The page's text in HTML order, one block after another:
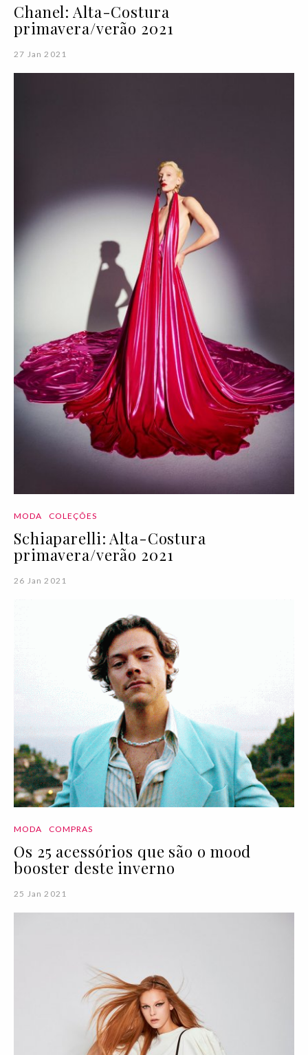
Chanel: Alta-Costura
primavera/verão 2021
27 Jan 2021
MODA COLEÇÕES
Schiaparelli: Alta-Costura
primavera/verão 2021
26 Jan 2021
MODA COMPRAS
Os 25 acessórios que são o mood
booster deste inverno
25 Jan 2021